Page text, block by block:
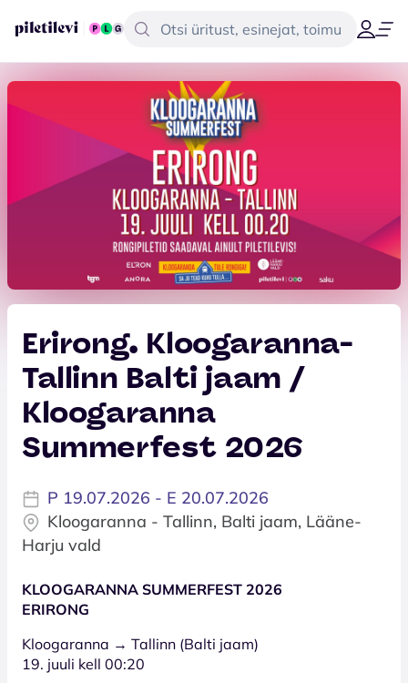
Erirong. Kloogaranna-
Tallinn Balti jaam /
Kloogaranna
Summerfest 2026
P 19.07.2026 - E 20.07.2026
Kloogaranna - Tallinn, Balti jaam, Lääne-
Harju vald
KLOOGARANNA SUMMERFEST 2026
ERIRONG
Kloogaranna → Tallinn (Balti jaam)
19. juuli kell 00:20